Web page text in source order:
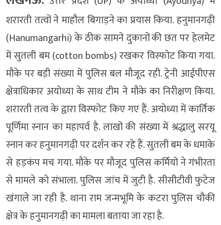
शरारती तत्वों ने माहौल बिगाड़ने का प्रयास किया. हनुमानगढ़ी
(Hanumangarhi) के ठीक सामने दुकानों की छत पर हेलमेट
में सुतली बम (cotton bombs) रखकर विस्फोट किया गया.
मौके पर बड़ी संख्या में पुलिस बल मौजूद रही. ट्रेनी आईपीएस
क्षेत्राधिकार अयोध्या के साथ टीम ने मौके का निरीक्षण किया.
शरारती तत्व के द्वारा विस्फोट किए गए हैं. अयोध्या में कार्तिक
पूर्णिमा स्नान का महापर्व है. लाखों की संख्या में श्रद्धालु सरयू
स्नान कर हनुमानगढ़ी पर दर्शन कर रहे हैं. सुतली बम के धमाके
से हड़कंप मच गया. मौके पर मौजूद पुलिस कर्मियों ने गंभीरता
से मामले को संभाला. पुलिस जांच में जुटी है. सीसीटीवी फुटेज
खंगाले जा रही है. थाना राम जन्मभूमि के कटरा पुलिस चौकी
क्षेत्र के हनुमानगढ़ी का मामला बताया जा रहा है.